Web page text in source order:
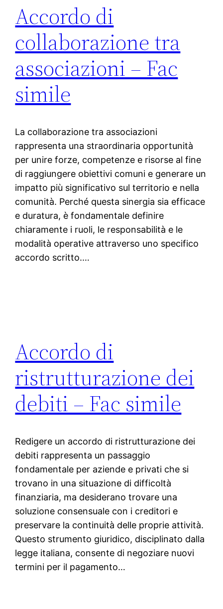
Accordo di
collaborazione tra
associazioni – Fac
simile
La collaborazione tra associazioni
rappresenta una straordinaria opportunità
per unire forze, competenze e risorse al fine
di raggiungere obiettivi comuni e generare un
impatto più significativo sul territorio e nella
comunità. Perché questa sinergia sia efficace
e duratura, è fondamentale definire
chiaramente i ruoli, le responsabilità e le
modalità operative attraverso uno specifico
accordo scritto.…
Accordo di
ristrutturazione dei
debiti – Fac simile
Redigere un accordo di ristrutturazione dei
debiti rappresenta un passaggio
fondamentale per aziende e privati che si
trovano in una situazione di difficoltà
finanziaria, ma desiderano trovare una
soluzione consensuale con i creditori e
preservare la continuità delle proprie attività.
Questo strumento giuridico, disciplinato dalla
legge italiana, consente di negoziare nuovi
termini per il pagamento…